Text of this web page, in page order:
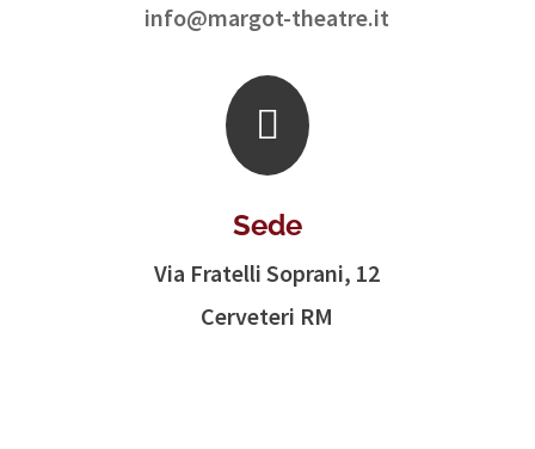
info@margot-theatre.it

Sede
Via Fratelli Soprani, 12
Cerveteri RM